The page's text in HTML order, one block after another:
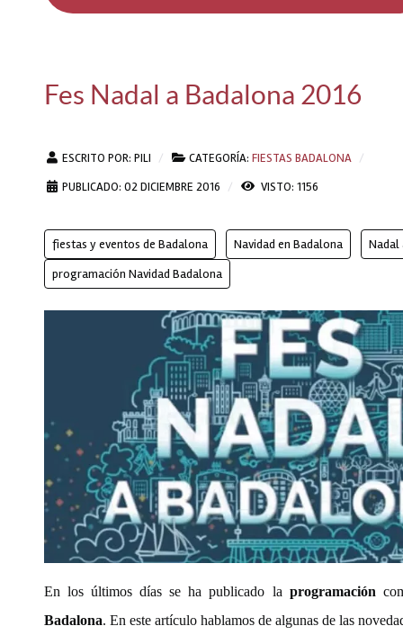
Fes Nadal a Badalona 2016
ESCRITO POR: PILI CATEGORÍA: FIESTAS BADALONA
PUBLICADO: 02 DICIEMBRE 2016
VISTO: 1156
fiestas y eventos de Badalona Navidad en Badalona
Nadal
programación Navidad Badalona
En los últimos días se ha publicado la programación
Badalona. En este artículo hablamos de algunas de las